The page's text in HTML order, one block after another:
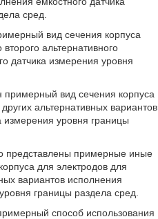
сред.
вид сечения корпуса
альтернативного
датчика измерения уровня
вид сечения корпуса
альтернативных вариантов
измерения уровня границы
представлены примерные иные
для электродов для
вариантов исполнения
границы раздела сред.
способ использования